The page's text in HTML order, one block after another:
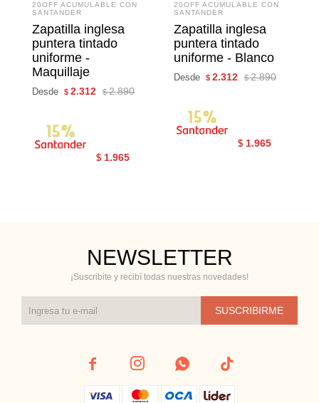
20OFF ACUMULABLE CON
SANTANDER
Zapatilla inglesa
puntera tintado
uniforme -
Maquillaje
Desde $ 2.312 $ 2.890
$ 1.965
20OFF ACUMULABLE CON
SANTANDER
Zapatilla inglesa
puntera tintado
uniforme - Blanco
Desde $ 2.312 $ 2.890
$ 1.965
NEWSLETTER
¡Suscribite y recibí todas nuestras novedades!
SUSCRIBIRME
   